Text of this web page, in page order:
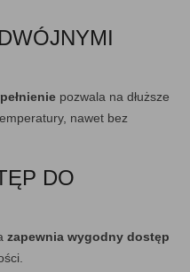
pozwala na dłuższe
nawet bez
DO
zapewnia wygodny dostęp